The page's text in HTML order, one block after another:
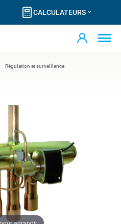
CALCULATEURS
Régulation et surveillance